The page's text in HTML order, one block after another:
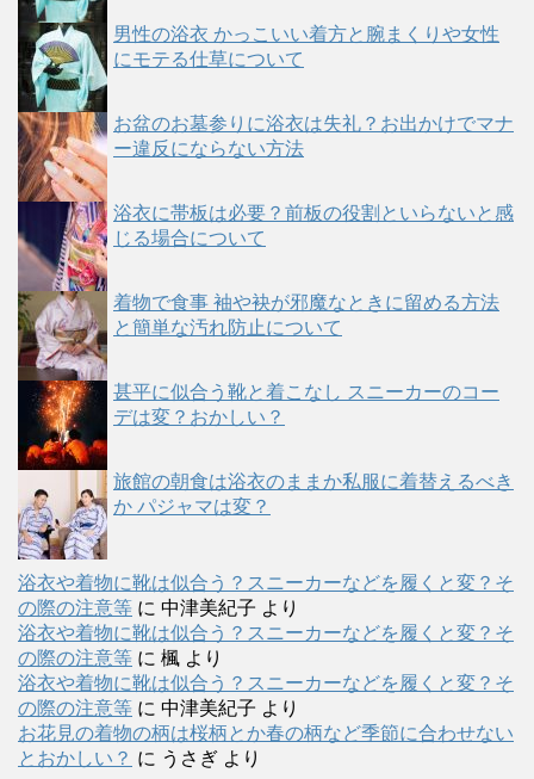
男性の浴衣 かっこいい着方と腕まくりや女性
にモテる仕草について
お盆のお墓参りに浴衣は失礼？お出かけでマナ
ー違反にならない方法
浴衣に帯板は必要？前板の役割といらないと感
じる場合について
着物で食事 袖や袂が邪魔なときに留める方法
と簡単な汚れ防止について
甚平に似合う靴と着こなし スニーカーのコー
デは変？おかしい？
旅館の朝食は浴衣のままか私服に着替えるべき
か パジャマは変？
浴衣や着物に靴は似合う？スニーカーなどを履くと変？そ
の際の注意等 に 中津美紀子 より
浴衣や着物に靴は似合う？スニーカーなどを履くと変？そ
の際の注意等 に 楓 より
浴衣や着物に靴は似合う？スニーカーなどを履くと変？そ
の際の注意等 に 中津美紀子 より
お花見の着物の柄は桜柄とか春の柄など季節に合わせない
とおかしい？ に うさぎ より